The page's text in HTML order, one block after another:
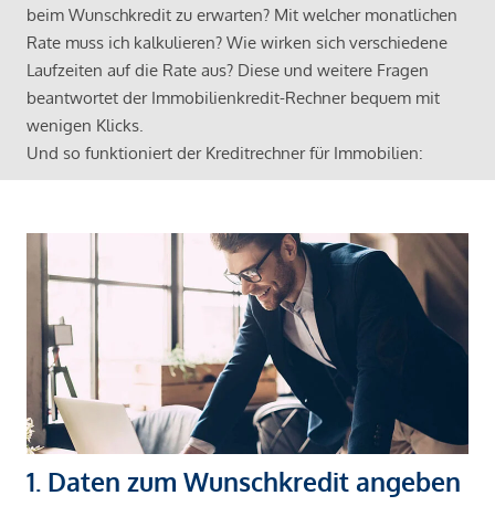
beim Wunschkredit zu erwarten? Mit welcher monatlichen
Rate muss ich kalkulieren? Wie wirken sich verschiedene
Laufzeiten auf die Rate aus? Diese und weitere Fragen
beantwortet der Immobilienkredit-Rechner bequem mit
wenigen Klicks.
Und so funktioniert der Kreditrechner für Immobilien:
1. Daten zum Wunschkredit angeben